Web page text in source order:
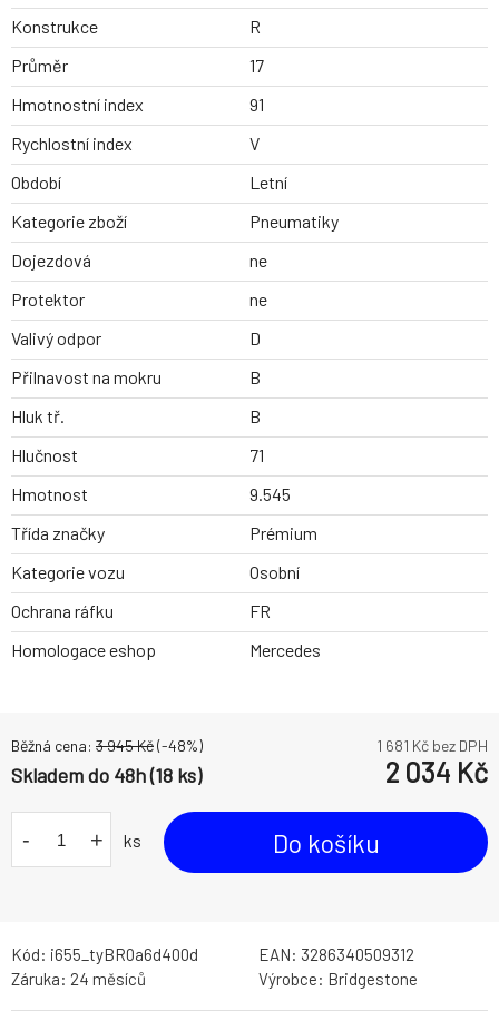
Konstrukce
R
Průměr
17
Hmotnostní index
91
Rychlostní index
V
Období
Letní
Kategorie zboží
Pneumatiky
Dojezdová
ne
Protektor
ne
Valivý odpor
D
Přilnavost na mokru
B
Hluk tř.
B
Hlučnost
71
Hmotnost
9.545
Třída značky
Prémium
Kategorie vozu
Osobní
Ochrana ráfku
FR
Homologace eshop
Mercedes
Běžná cena: 3 945Kč(-48%) 1 681 Kč bez DPH
Skladem do 48h (18 ks) 2 034 Kč
- + ks Do košíku
Kód: i655_tyBR0a6d400d EAN: 3286340509312
Záruka: 24 měsíců Výrobce: Bridgestone